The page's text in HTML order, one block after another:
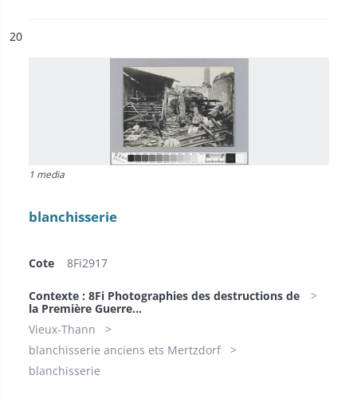
n°
20
1 media
blanchisserie
Cote 8Fi2917
Contexte : 8Fi Photographies des destructions de
la Première Guerre...
Vieux-Thann
blanchisserie anciens ets Mertzdorf
blanchisserie